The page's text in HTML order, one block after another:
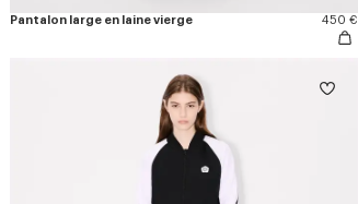
Pantalon large en laine vierge 450 €